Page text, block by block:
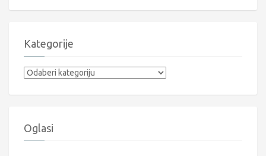
Kategorije
Kategorije
Oglasi